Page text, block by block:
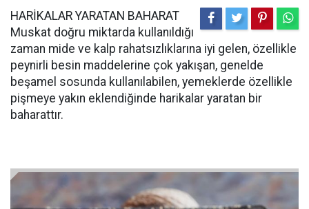
HARİKALAR YARATAN BAHARAT
Muskat doğru miktarda kullanıldığı
zaman mide ve kalp rahatsızlıklarına iyi gelen, özellikle
peynirli besin maddelerine çok yakışan, genelde
beşamel sosunda kullanılabilen, yemeklerde özellikle
pişmeye yakın eklendiğinde harikalar yaratan bir
baharattır.